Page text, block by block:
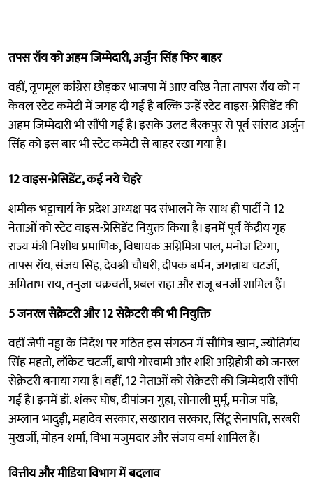
तपस रॉय को अहम जिम्मेदारी, अर्जुन सिंह फिर बाहर
वहीं, तृणमूल कांग्रेस छोड़कर भाजपा में आए वरिष्ठ नेता तापस रॉय को न
केवल स्टेट कमेटी में जगह दी गई है बल्कि उन्हें स्टेट वाइस-प्रेसिडेंट की
अहम जिम्मेदारी भी सौंपी गई है। इसके उलट बैरकपुर से पूर्व सांसद अर्जुन
सिंह को इस बार भी स्टेट कमेटी से बाहर रखा गया है।
12 वाइस-प्रेसिडेंट, कई नये चेहरे
शमीक भट्टाचार्य के प्रदेश अध्यक्ष पद संभालने के साथ ही पार्टी ने 12
नेताओं को स्टेट वाइस-प्रेसिडेंट नियुक्त किया है। इनमें पूर्व केंद्रीय गृह
राज्य मंत्री निशीथ प्रमाणिक, विधायक अग्निमित्रा पाल, मनोज टिग्गा,
तापस रॉय, संजय सिंह, देवश्री चौधरी, दीपक बर्मन, जगन्नाथ चटर्जी,
अमिताभ राय, तनुजा चक्रवर्ती, प्रबल राहा और राजू बनर्जी शामिल हैं।
5 जनरल सेक्रेटरी और 12 सेक्रेटरी की भी नियुक्ति
वहीं जेपी नड्डा के निर्देश पर गठित इस संगठन में सौमित्र खान, ज्योतिर्मय
सिंह महतो, लॉकेट चटर्जी, बापी गोस्वामी और शशि अग्निहोत्री को जनरल
सेक्रेटरी बनाया गया है। वहीं, 12 नेताओं को सेक्रेटरी की जिम्मेदारी सौंपी
गई है। इनमें डॉ. शंकर घोष, दीपांजन गुहा, सोनाली मुर्मू, मनोज पांडे,
अम्लान भादुड़ी, महादेव सरकार, सखाराव सरकार, सिंटू सेनापति, सरबरी
मुखर्जी, मोहन शर्मा, विभा मजुमदार और संजय वर्मा शामिल हैं।
वित्तीय और मीडिया विभाग में बदलाव